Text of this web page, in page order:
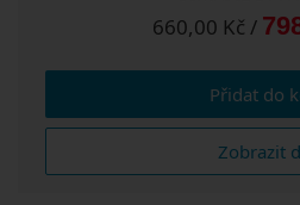
660,00 Kč /
Přidat do
Zobrazit